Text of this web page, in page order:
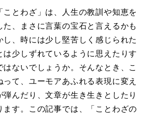
ことわざ」は、人生の教訓や知恵を
た、まさに言葉の宝石と言えるかも
し、時には少し堅苦しく感じられた
は少しずれているように思えたりす
はないでしょうか。そんなとき、こ
って、ユーモアあふれる表現に変え
んだり、文章が生き生きとしたり
ます。この記事では、「ことわざの